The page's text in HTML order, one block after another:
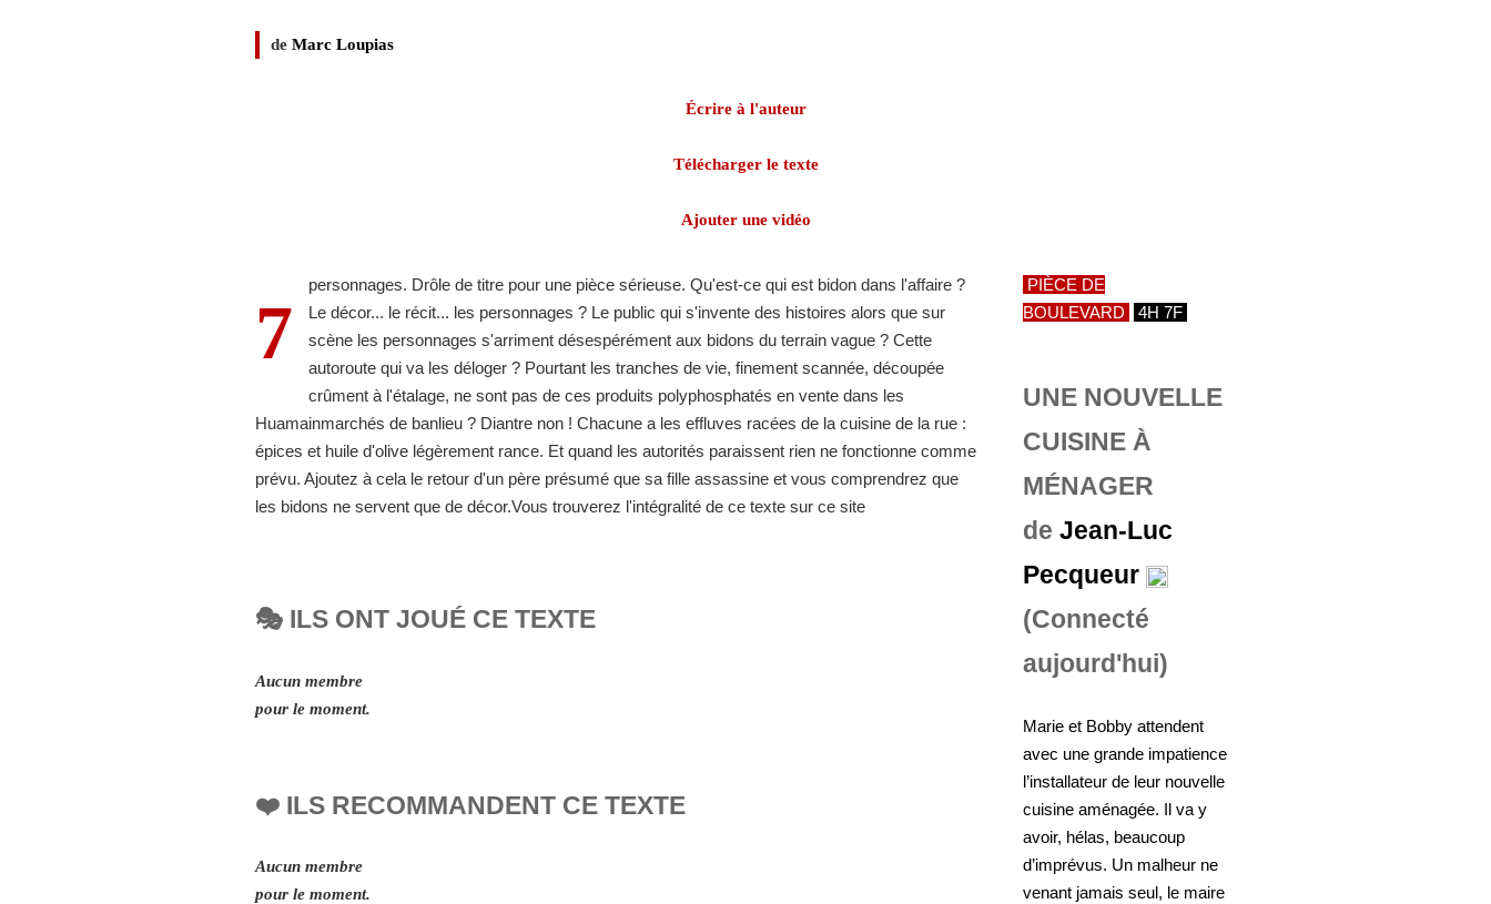
de Marc Loupias
Écrire à l'auteur
Télécharger le texte
Ajouter une vidéo
7
personnages. Drôle de titre pour une pièce sérieuse. Qu'est-ce qui est bidon dans l'affaire ?
Le décor... le récit... les personnages ? Le public qui s'invente des histoires alors que sur
scène les personnages s'arriment désespérément aux bidons du terrain vague ? Cette
autoroute qui va les déloger ? Pourtant les tranches de vie, finement scannée, découpée
crûment à l'étalage, ne sont pas de ces produits polyphosphatés en vente dans les
Huamainmarchés de banlieu ? Diantre non ! Chacune a les effluves racées de la cuisine de la rue :
épices et huile d'olive légèrement rance. Et quand les autorités paraissent rien ne fonctionne comme
prévu. Ajoutez à cela le retour d'un père présumé que sa fille assassine et vous comprendrez que
les bidons ne servent que de décor.Vous trouverez l'intégralité de ce texte sur ce site
🎭 ILS ONT JOUÉ CE TEXTE
Aucun membre
pour le moment.
❤️ ILS RECOMMANDENT CE TEXTE
Aucun membre
pour le moment.
PIÈCE DE
BOULEVARD
4H 7F
UNE NOUVELLE
CUISINE À
MÉNAGER
deJean-Luc
Pecqueur
(Connecté
aujourd'hui)
Marie et Bobby attendent
avec une grande impatience
l’installateur de leur nouvelle
cuisine aménagée. Il va y
avoir, hélas, beaucoup
d’imprévus. Un malheur ne
venant jamais seul, le maire